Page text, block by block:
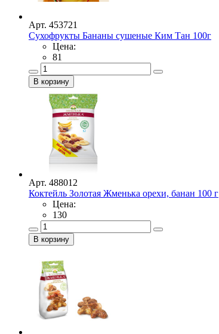
Арт. 453721
Сухофрукты Бананы сушеные Ким Тан 100г
Цена:
81
Арт. 488012
Коктейль Золотая Жменька орехи, банан 100 г
Цена:
130